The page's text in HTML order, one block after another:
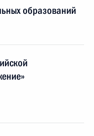
образований